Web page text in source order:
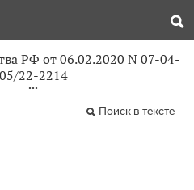
РФ от 06.02.2020 N 07-04-
05/22-2214
Поиск в тексте